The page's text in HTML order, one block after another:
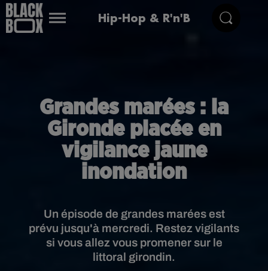
Hip-Hop & R'n'B
Grandes marées : la
Gironde placée en
vigilance jaune
inondation
Un épisode de grandes marées est
prévu jusqu'à mercredi. Restez vigilants
si vous allez vous promener sur le
littoral girondin.